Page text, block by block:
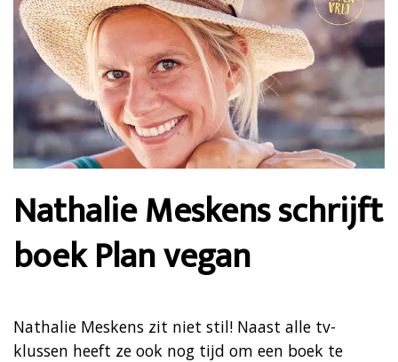
Nathalie Meskens schrijft
boek Plan vegan
Nathalie Meskens zit niet stil! Naast alle tv-
klussen heeft ze ook nog tijd om een boek te